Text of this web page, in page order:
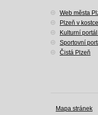
Web města
Plzeň v kostce
Kulturní
Sportovní
Čistá Plzeň
Mapa stránek